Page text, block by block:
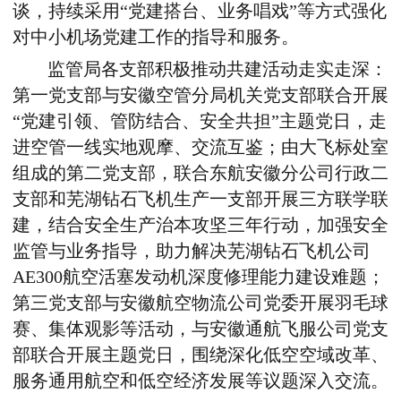
谈，持续采用“党建搭台、业务唱戏”等方式强化
对中小机场党建工作的指导和服务。
监管局各支部积极推动共建活动走实走深：
第一党支部与安徽空管分局机关党支部联合开展
“党建引领、管防结合、安全共担”主题党日，走
进空管一线实地观摩、交流互鉴；由大飞标处室
组成的第二党支部，联合东航安徽分公司行政二
支部和芜湖钻石飞机生产一支部开展三方联学联
建，结合安全生产治本攻坚三年行动，加强安全
监管与业务指导，助力解决芜湖钻石飞机公司
AE300航空活塞发动机深度修理能力建设难题；
第三党支部与安徽航空物流公司党委开展羽毛球
赛、集体观影等活动，与安徽通航飞服公司党支
部联合开展主题党日，围绕深化低空空域改革、
服务通用航空和低空经济发展等议题深入交流。